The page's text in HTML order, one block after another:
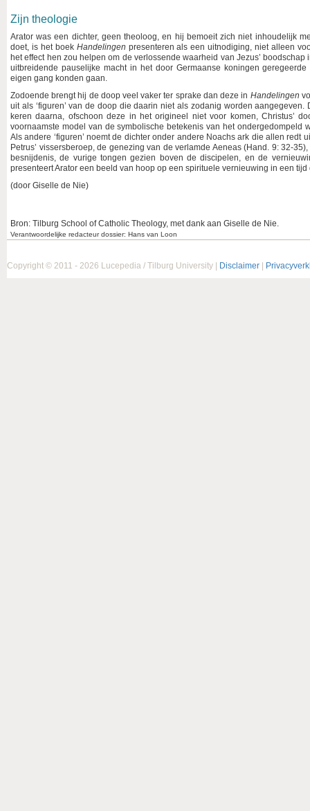
Verantwoordelijke redacteur dossier: Hans van Loon
Zijn theologie
Arator was een dichter, geen theoloog, en hij bemoeit zich niet inhoudelijk
doet, is het boek Handelingen presenteren als een uitnodiging, niet alleen
het effect hen zou helpen om de verlossende waarheid van Jezus’
uitbreidende pauselijke macht in het door Germaanse koningen
eigen gang konden gaan.
Zodoende brengt hij de doop veel vaker ter sprake dan deze in Handelingen
uit als ‘figuren’ van de doop die daarin niet als zodanig worden
keren daarna, ofschoon deze in het origineel niet voor komen, Christus’
voornaamste model van de symbolische betekenis van het ondergedompeld
Als andere ‘figuren’ noemt de dichter onder andere Noachs ark die allen
Petrus’ vissersberoep, de genezing van de verlamde Aeneas (Hand. 9: 32-
besnijdenis, de vurige tongen gezien boven de discipelen, en de
presenteert Arator een beeld van hoop op een spirituele vernieuwing in een
(door Giselle de Nie)
Bron: Tilburg School of Catholic Theology, met dank aan Giselle de Nie.
Copyright © 2011 - 2026 Lucepedia / Tilburg University | Disclaimer